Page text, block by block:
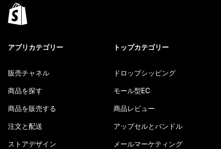
アプリカテゴリー
販売チャネル
商品を探す
商品を販売する
注文と配送
ストアデザイン
トップカテゴリー
ドロップシッピング
モール型EC
商品レビュー
アップセルとバンドル
メールマーケティング